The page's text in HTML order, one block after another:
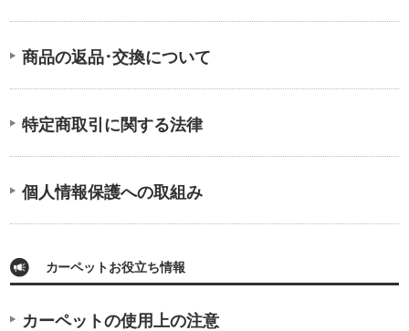
商品の返品･交換について
特定商取引に関する法律
個人情報保護への取組み
カーペットお役立ち情報
カーペットの使用上の注意